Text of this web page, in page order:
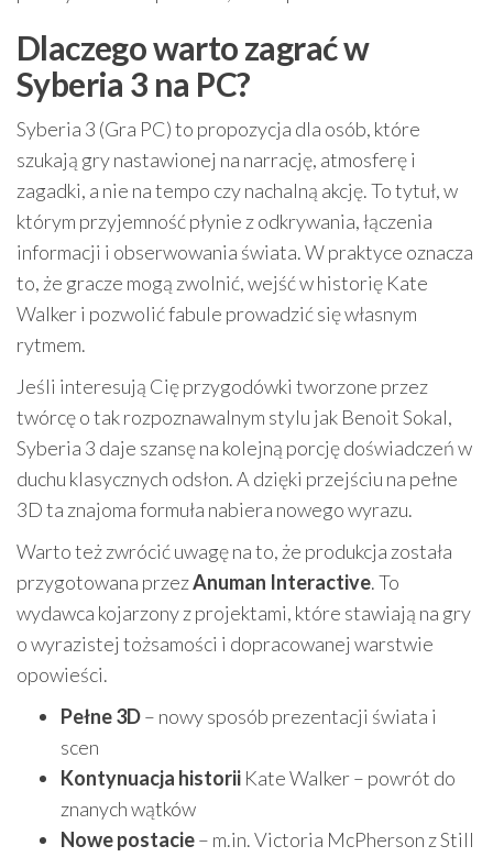
Dlaczego warto zagrać w
Syberia 3 na PC?
Syberia 3 (Gra PC) to propozycja dla osób, które
szukają gry nastawionej na narrację, atmosferę i
zagadki, a nie na tempo czy nachalną akcję. To tytuł, w
którym przyjemność płynie z odkrywania, łączenia
informacji i obserwowania świata. W praktyce oznacza
to, że gracze mogą zwolnić, wejść w historię Kate
Walker i pozwolić fabule prowadzić się własnym
rytmem.
Jeśli interesują Cię przygodówki tworzone przez
twórcę o tak rozpoznawalnym stylu jak Benoit Sokal,
Syberia 3 daje szansę na kolejną porcję doświadczeń w
duchu klasycznych odsłon. A dzięki przejściu na pełne
3D ta znajoma formuła nabiera nowego wyrazu.
Warto też zwrócić uwagę na to, że produkcja została
przygotowana przezAnuman Interactive. To
wydawca kojarzony z projektami, które stawiają na gry
o wyrazistej tożsamości i dopracowanej warstwie
opowieści.
Pełne 3D– nowy sposób prezentacji świata i
scen
Kontynuacja historii Kate Walker – powrót do
znanych wątków
Nowe postacie– m.in. Victoria McPherson z Still